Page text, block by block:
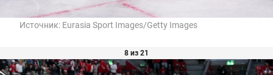
Источник: Eurasia Sport Images/Getty Images
8 из 21